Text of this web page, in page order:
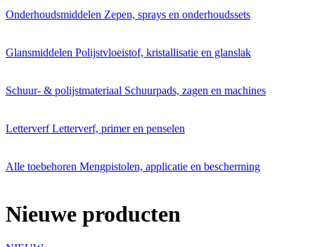
Onderhoudsmiddelen Zepen, sprays en onderhoudssets
Glansmiddelen Polijstvloeistof, kristallisatie en glanslak
Schuur- & polijstmateriaal Schuurpads, zagen en machines
Letterverf Letterverf, primer en penselen
Alle toebehoren Mengpistolen, applicatie en bescherming
Nieuwe producten